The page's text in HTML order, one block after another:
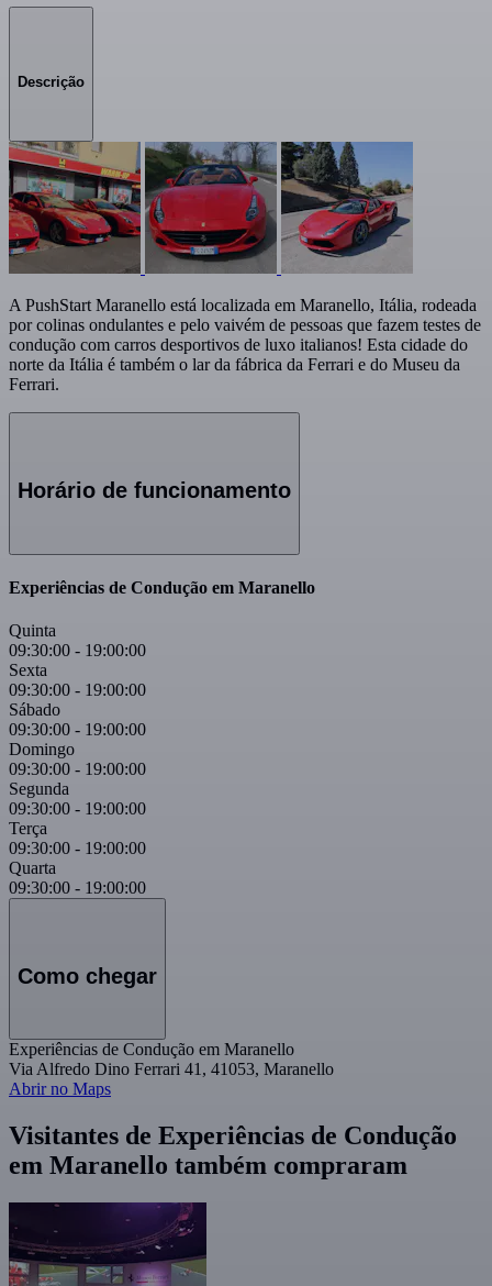
Descrição
A PushStart Maranello está localizada em Maranello, Itália, rodeada
por colinas ondulantes e pelo vaivém de pessoas que fazem testes de
condução com carros desportivos de luxo italianos! Esta cidade do
norte da Itália é também o lar da fábrica da Ferrari e do Museu da
Ferrari.
Horário de funcionamento
Experiências de Condução em Maranello
Quinta
09:30:00 - 19:00:00
Sexta
09:30:00 - 19:00:00
Sábado
09:30:00 - 19:00:00
Domingo
09:30:00 - 19:00:00
Segunda
09:30:00 - 19:00:00
Terça
09:30:00 - 19:00:00
Quarta
09:30:00 - 19:00:00
Como chegar
Experiências de Condução em Maranello
Via Alfredo Dino Ferrari 41, 41053, Maranello
Abrir no Maps
Visitantes de Experiências de Condução
em Maranello também compraram